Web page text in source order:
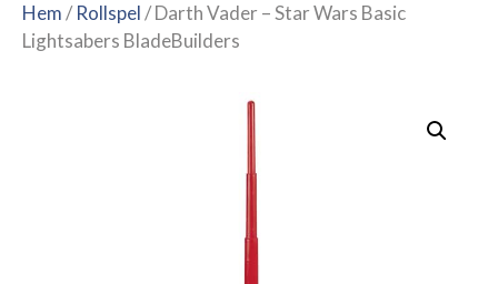
Hem/Rollspel/ Darth Vader – Star Wars Basic
Lightsabers BladeBuilders